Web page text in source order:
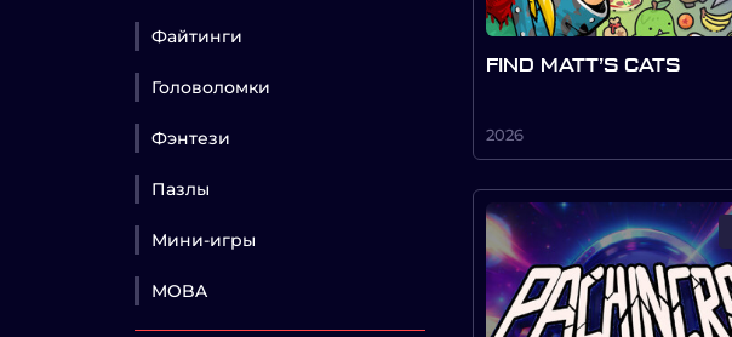
Файтинги
Головоломки
Фэнтези
Пазлы
Мини-игры
MOBA
FIND MATT’S CATS
2026